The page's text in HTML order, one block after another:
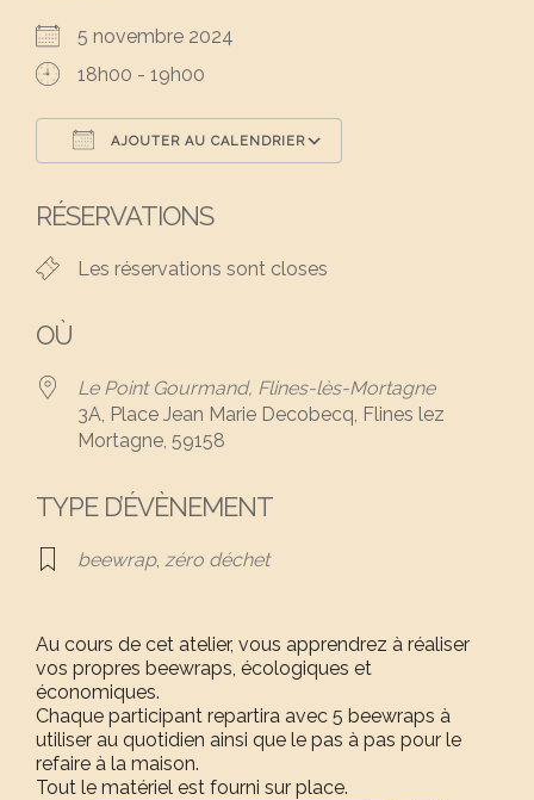
5 novembre 2024
18h00 - 19h00
AJOUTER AU CALENDRIER
RÉSERVATIONS
Les réservations sont closes
OÙ
Le Point Gourmand, Flines-lès-Mortagne
3A, Place Jean Marie Decobecq, Flines lez
Mortagne, 59158
TYPE D’ÉVÈNEMENT
beewrap, zéro déchet
Au cours de cet atelier, vous apprendrez à réaliser
vos propres beewraps, écologiques et
économiques.
Chaque participant repartira avec 5 beewraps à
utiliser au quotidien ainsi que le pas à pas pour le
refaire à la maison.
Tout le matériel est fourni sur place.